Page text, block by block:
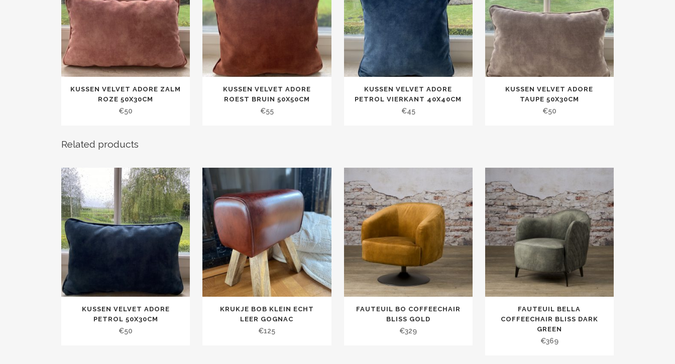
KUSSEN VELVET ADORE ZALM
ROZE 50X30CM
€50
KUSSEN VELVET ADORE
ROEST BRUIN 50X50CM
€55
KUSSEN VELVET ADORE
PETROL VIERKANT 40X40CM
€45
KUSSEN VELVET ADORE
TAUPE 50X30CM
€50
Related products
KUSSEN VELVET ADORE
PETROL 50X30CM
€50
KRUKJE BOB KLEIN ECHT
LEER GOGNAC
€125
FAUTEUIL BO COFFEECHAIR
BLISS GOLD
€329
FAUTEUIL BELLA
COFFEECHAIR BLISS DARK
GREEN
€369